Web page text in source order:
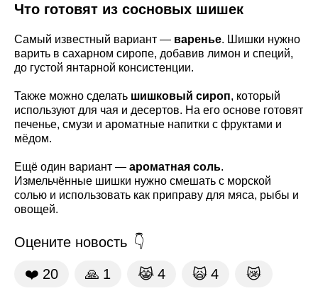
Что готовят из сосновых шишек
Самый известный вариант — варенье. Шишки нужно
варить в сахарном сиропе, добавив лимон и специй,
до густой янтарной консистенции.
Также можно сделать шишковый сироп, который
используют для чая и десертов. На его основе готовят
печенье, смузи и ароматные напитки с фруктами и
мёдом.
Ещё один вариант — ароматная соль.
Измельчённые шишки нужно смешать с морской
солью и использовать как приправу для мяса, рыбы и
овощей.
Оцените новость
❤️ 20 🙏 1 😹 4 🙀 4 😿